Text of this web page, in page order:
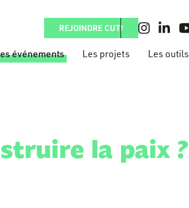
REJOINDRE CUT!
événements Les projets Les outils
la paix ?